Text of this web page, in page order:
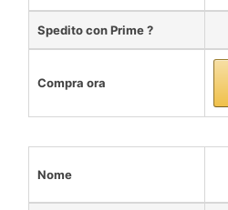
Spedito con Prime ?
Compra ora
Nome